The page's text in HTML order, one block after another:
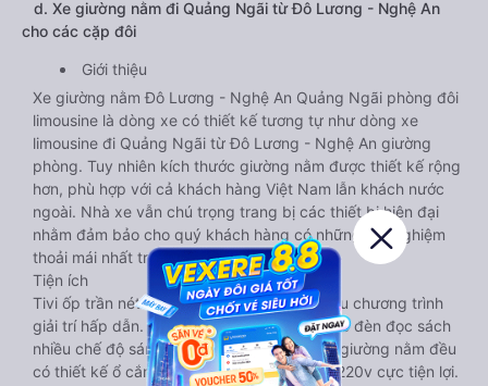
d. Xe giường nằm đi Quảng Ngãi từ Đô Lương - Nghệ An
cho các cặp đôi
Giới thiệu
Xe giường nằm Đô Lương - Nghệ An Quảng Ngãi phòng đôi
limousine là dòng xe có thiết kế tương tự như dòng xe
limousine đi Quảng Ngãi từ Đô Lương - Nghệ An giường
phòng. Tuy nhiên kích thước giường nằm được thiết kế rộng
hơn, phù hợp với cả khách hàng Việt Nam lẫn khách nước
ngoài. Nhà xe vẫn chú trọng trang bị các thiết bị hiện đại
nhằm đảm bảo cho quý khách hàng có những trải nghiệm
thoải mái nhất trong suốt chuyến đi.
Tiện ích
Tivi ốp trần nét cứng, đầu HD tích hợp nhiều chương trình
giải trí hấp dẫn. Trong phòng có tai nghe, có đèn đọc sách
nhiều chế độ sáng, wifi tốc độ cao. Tại mỗi giường nằm đều
có thiết kế ổ cắm sạc đa năng nguồn điện 220v cực tiện lợi.